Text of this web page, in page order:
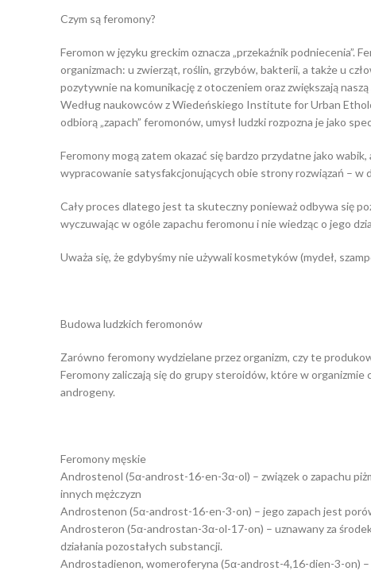
Czym są feromony?
Feromon w języku greckim oznacza „przekaźnik
organizmach: u zwierząt, roślin, grzybów, bakterii, a także u
pozytywnie na komunikację z otoczeniem oraz zwiększają
Według naukowców z Wiedeńskiego Institute for Urban
odbiorą „zapach” feromonów, umysł ludzki rozpozna je jako
Feromony mogą zatem okazać się bardzo przydatne jako
wypracowanie satysfakcjonujących obie strony rozwiązań – w
Cały proces dlatego jest ta skuteczny ponieważ odbywa się
wyczuwając w ogóle zapachu feromonu i nie wiedząc o jego
Uważa się, że gdybyśmy nie używali kosmetyków (mydeł,
Budowa ludzkich feromonów
Zarówno feromony wydzielane przez organizm, czy te
Feromony zaliczają się do grupy steroidów, które w
androgeny.
Feromony męskie
Androstenol (5α-androst-16-en-3α-ol) – związek o zapachu
innych mężczyzn
Androstenon (5α-androst-16-en-3-on) – jego zapach jest
Androsteron (5α-androstan-3α-ol-17-on) – uznawany za
działania pozostałych substancji.
Androstadienon, womeroferyna (5α-androst-4,16-dien-3-on)